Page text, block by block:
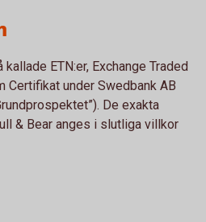
ETN:er, Exchange Traded
under Swedbank AB
De exakta
& Bear anges i slutliga villkor